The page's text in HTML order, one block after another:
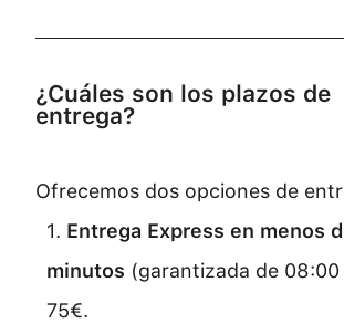
¿Cuáles son los plazos de
entrega?
Ofrecemos dos opciones de
1. Entrega Express en menos
minutos (garantizada de
75€.